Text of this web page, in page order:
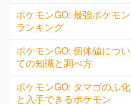
ポケモンGO: 最強ポケモン
ランキング
ポケモンGO: 個体値につい
ての知識と調べ方
ポケモンGO: タマゴのふ化
と入手できるポケモン